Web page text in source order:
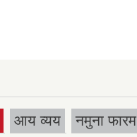
आय व्यय नमुना फारम